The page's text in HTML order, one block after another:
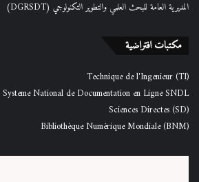
المديرية العامة للبحث العلمي والتطوير التكنولوجي (DGRSDT)
مكتبات افتراضية
Technique de l'Ingenieur (TI)
Systeme National de Documentation en Ligne SNDL
Sciences Directes (SD)
Bibliothèque Numérique Mondiale (BNM)